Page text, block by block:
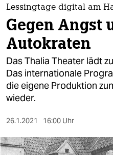
themen
politik
öko
gesellschaft
kultur
sport
berlin
Lessingtage digital am
Gegen Angst
Autokraten
Das Thalia Theater lädt
Das internationale
die eigene Produktion
wieder.
26.1.2021 16:00 Uhr